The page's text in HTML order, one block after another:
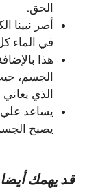
الحق.
أصر نبينا
في الماء
هذا
الجسم،
الذي
يساعد علي
يصبح
قد يهمك